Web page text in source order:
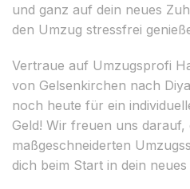
und ganz auf dein neues
den Umzug stressfrei
Vertraue auf Umzugsprofi
von Gelsenkirchen nach
noch heute für ein
Geld! Wir freuen uns darauf,
maßgeschneiderten
dich beim Start in dein